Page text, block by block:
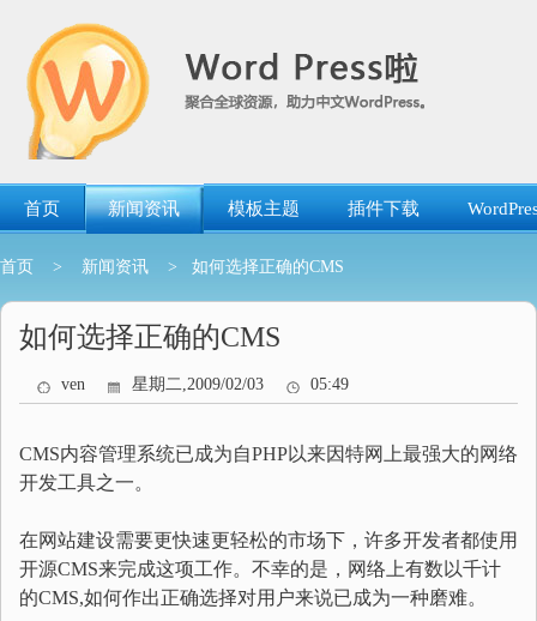
首页 新闻资讯 模板主题 插件下载
首页 > 新闻资讯 > 如何选择正确的CMS
如何选择正确的CMS
ven 星期二,2009/02/03 05:49
CMS内容管理系统已成为自PHP以来因特网上最强大的网络
开发工具之一。
在网站建设需要更快速更轻松的市场下，许多开发者都使用
开源CMS来完成这项工作。不幸的是，网络上有数以千计
的CMS,如何作出正确选择对用户来说已成为一种磨难。